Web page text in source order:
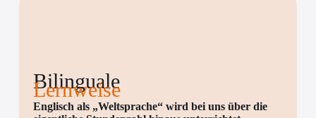
Bilinguale
Lernweise
Englisch als „Weltsprache“ wird bei uns über die